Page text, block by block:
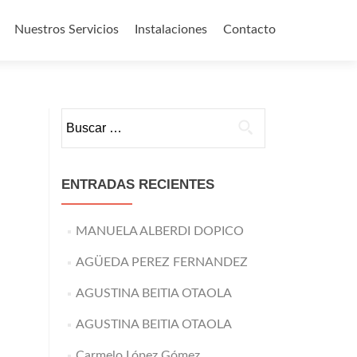
Nuestros Servicios Instalaciones Contacto
ENTRADAS RECIENTES
MANUELA ALBERDI DOPICO
AGÜEDA PEREZ FERNANDEZ
AGUSTINA BEITIA OTAOLA
AGUSTINA BEITIA OTAOLA